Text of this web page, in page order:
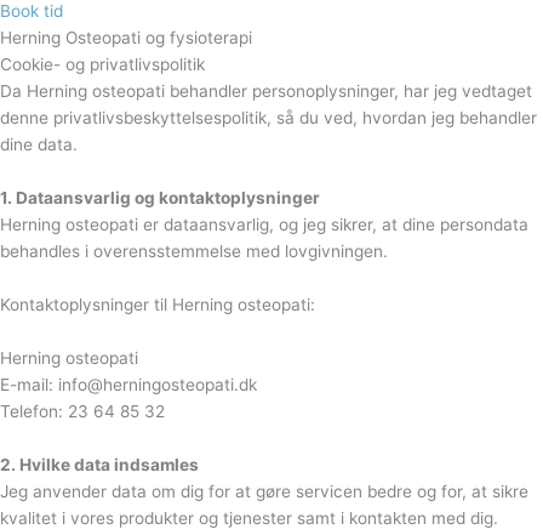
Book tid
Herning Osteopati og fysioterapi
Cookie- og privatlivspolitik
Da Herning osteopati behandler personoplysninger, har jeg vedtaget
denne privatlivsbeskyttelsespolitik, så du ved, hvordan jeg behandler
dine data.
1. Dataansvarlig og kontaktoplysninger
Herning osteopati er dataansvarlig, og jeg sikrer, at dine persondata
behandles i overensstemmelse med lovgivningen.
Kontaktoplysninger til Herning osteopati:
Herning osteopati
E-mail: info@herningosteopati.dk
Telefon: 23 64 85 32
2. Hvilke data indsamles
Jeg anvender data om dig for at gøre servicen bedre og for, at sikre
kvalitet i vores produkter og tjenester samt i kontakten med dig.